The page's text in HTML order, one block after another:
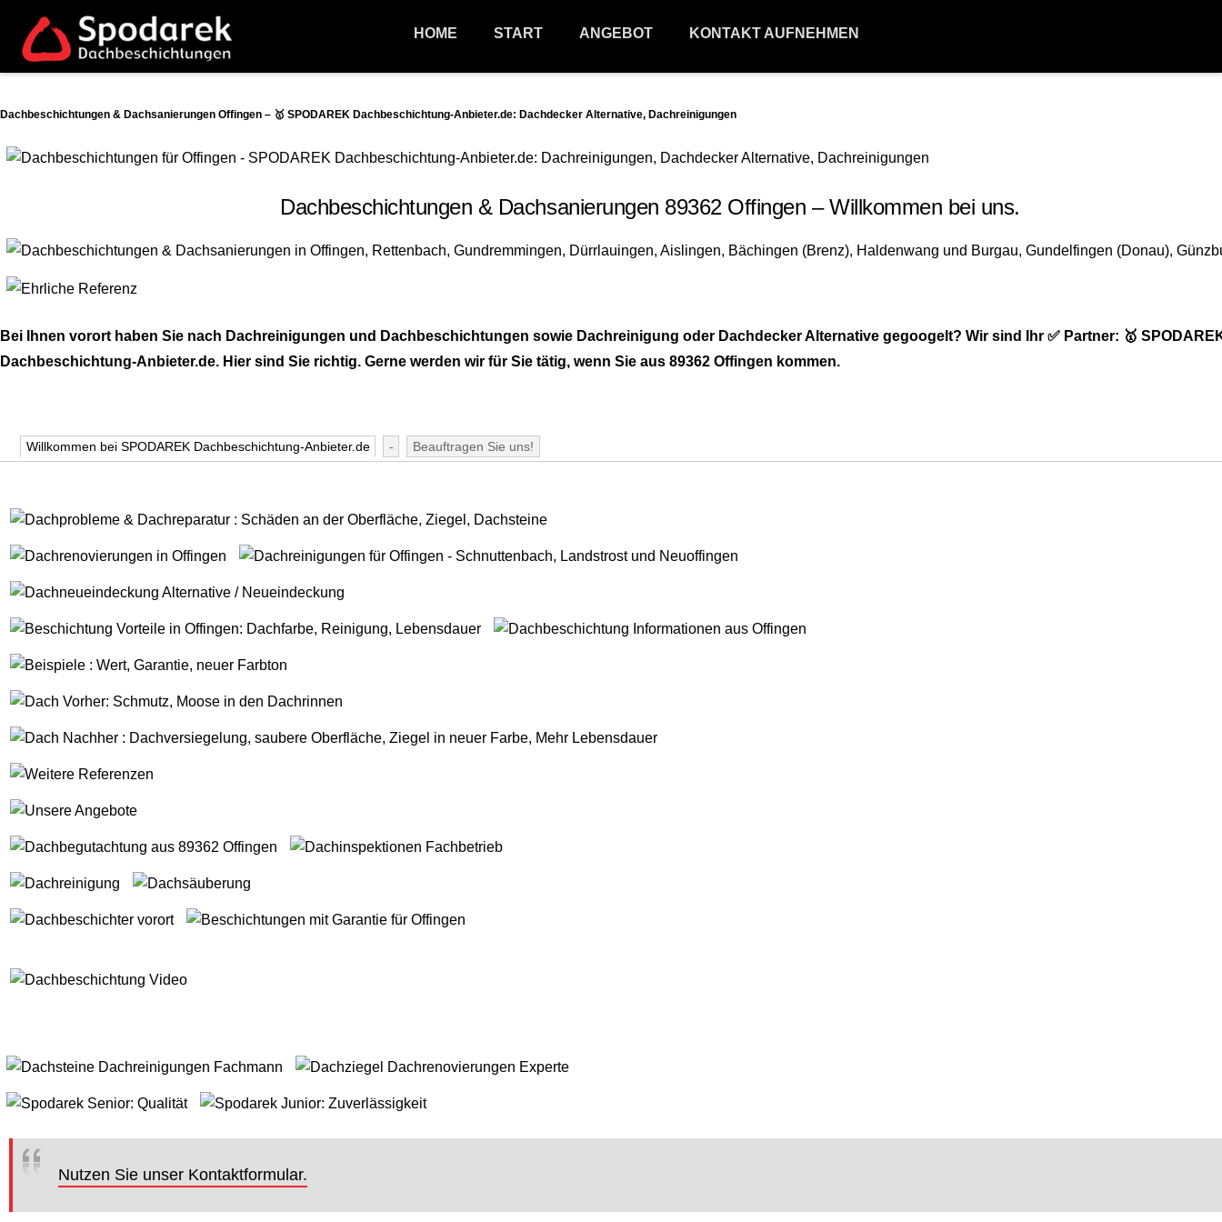
HOME START ANGEBOT KONTAKT AUFNEHMEN
Dachbeschichtungen & Dachsanierungen Offingen – 🥇 SPODAREK Dachbeschichtung-Anbieter.de: Dachdecker Alternative, Dachreinigungen
Dachbeschichtungen & Dachsanierungen 89362 Offingen – Willkommen bei uns.
Bei Ihnen vorort haben Sie nach Dachreinigungen und Dachbeschichtungen sowie Dachreinigung oder Dachdecker Alternative gegoogelt? Wir sind Ihr ✅ Partner: 🥇
Dachbeschichtung-Anbieter.de. Hier sind Sie richtig. Gerne werden wir für Sie tätig, wenn Sie aus 89362 Offingen kommen.
Willkommen bei SPODAREK Dachbeschichtung-Anbieter.de - Beauftragen Sie uns!
Nutzen Sie unser Kontaktformular.